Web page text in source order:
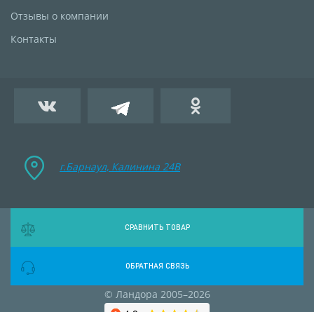
Отзывы о компании
Контакты
г.Барнаул, Калинина 24B
© Ландора 2005–2026
СРАВНИТЬ ТОВАР
ОБРАТНАЯ СВЯЗЬ